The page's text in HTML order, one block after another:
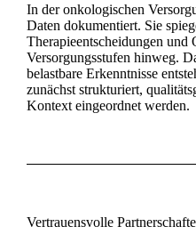
In der onkologischen
Daten dokumentiert. Sie
Therapieentscheidungen und
Versorgungsstufen hinweg.
belastbare Erkenntnisse
zunächst strukturiert,
Kontext eingeordnet werden.
Vertrauensvolle